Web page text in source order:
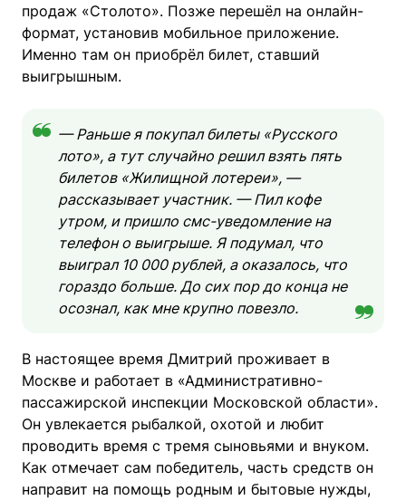
продаж «Столото». Позже перешёл на онлайн-
формат, установив мобильное приложение.
Именно там он приобрёл билет, ставший
выигрышным.
— Раньше я покупал билеты «Русского
лото», а тут случайно решил взять пять
билетов «Жилищной лотереи», —
рассказывает участник. — Пил кофе
утром, и пришло смс-уведомление на
телефон о выигрыше. Я подумал, что
выиграл 10 000 рублей, а оказалось, что
гораздо больше. До сих пор до конца не
осознал, как мне крупно повезло.
В настоящее время Дмитрий проживает в
Москве и работает в «Административно-
пассажирской инспекции Московской области».
Он увлекается рыбалкой, охотой и любит
проводить время с тремя сыновьями и внуком.
Как отмечает сам победитель, часть средств он
направит на помощь родным и бытовые нужды,